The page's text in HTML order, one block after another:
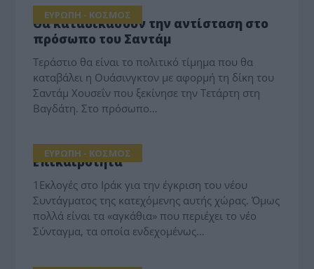
ΕΥΡΩΠΗ - ΚΟΣΜΟΣ
Θα καταδικάσουν την αντίσταση στο
πρόσωπο του Σαντάμ
Τεράστιο θα είναι το πολιτικό τίμημα που θα
καταβάλει η Ουάσινγκτον με αφορμή τη δίκη του
Σαντάμ Χουσεΐν που ξεκίνησε την Τετάρτη στη
Βαγδάτη. Στο πρόσωπο…
ΕΥΡΩΠΗ - ΚΟΣΜΟΣ
Επικαιρότητα
1Εκλογές στο Ιράκ για την έγκριση του νέου
Συντάγματος της κατεχόμενης αυτής χώρας. Όμως
πολλά είναι τα «αγκάθια» που περιέχει το νέο
Σύνταγμα, τα οποία ενδεχομένως…